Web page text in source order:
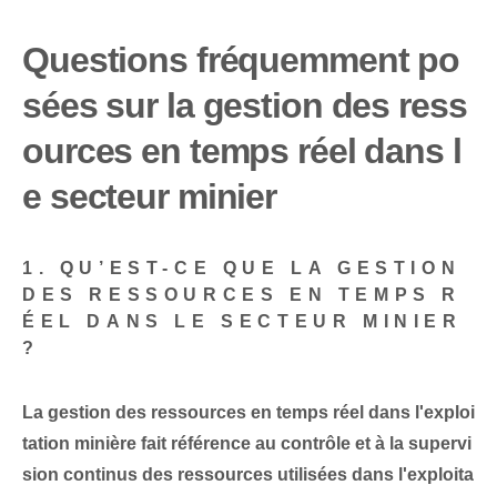
Questions fréquemment po
sées sur la gestion des ress
ources en temps réel dans l
e secteur minier
1. QU’EST-CE QUE LA GESTION
DES RESSOURCES EN TEMPS R
ÉEL DANS LE SECTEUR MINIER
?
La gestion des ressources en temps réel dans l'exploi
tation minière fait référence au contrôle et à la supervi
sion continus des ressources utilisées dans l'exploita